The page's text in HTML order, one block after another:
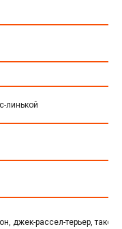
линькой
джек-рассел-терьер, такса